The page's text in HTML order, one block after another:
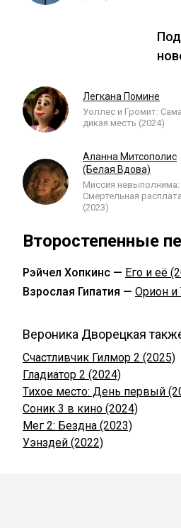
Легкана Помине
Уоллес и Громит:
дикая месть (2024)
Аланна Митсополис
(Белая Вдова)
Миссия невыполнима:
Смертельная расплата
(2023)
Второстепенные
Рэйчел Хопкинс — Его и её
Взрослая Гипатия — Орион и
Вероника Дворецкая
Счастливчик Гилмор 2 (2025)
Гладиатор 2 (2024)
Тихое место: День первый
Соник 3 в кино (2024)
Мег 2: Бездна (2023)
Уэнздей (2022)